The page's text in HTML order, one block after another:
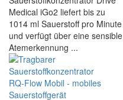
Medical iGo2 liefert bis zu
1014 ml Sauerstoff pro Minute
und verfügt über eine sensible
Atemerkennung ...